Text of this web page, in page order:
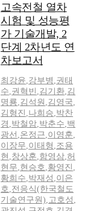
고속전철 열차
시험 및 성능평
가 기술개발, 2
단계 2차년도 연
차보고서
최강윤,강부병 ,권태
수,권혁빈 ,김기환,김
명룡,김석원 ,김영국,
김형진 ,나희승,박찬
경 ,박철암,박춘수,백
광선 ,온정근,이영훈,
이장무,이태형 ,조용
현 ,창상훈,함영삼,허
현무,현승호,황영진 ,
황희수,박재성 ,이은
호,전응식(한국철도
기술연구원),고호성 ,